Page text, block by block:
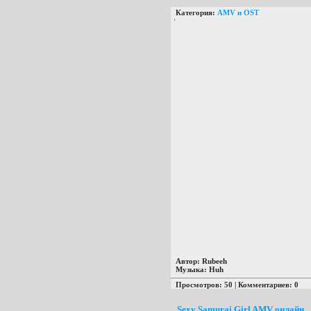
Категория: AMV и OST
Автор: Rubeeh
Музыка: Huh
Просмотров: 50 | Комментариев: 0